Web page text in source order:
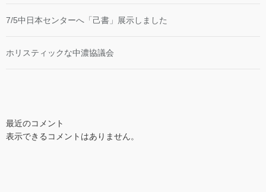
7/5中日本センターへ「己書」展示しました
ホリスティックな中濃協議会
最近のコメント
表示できるコメントはありません。